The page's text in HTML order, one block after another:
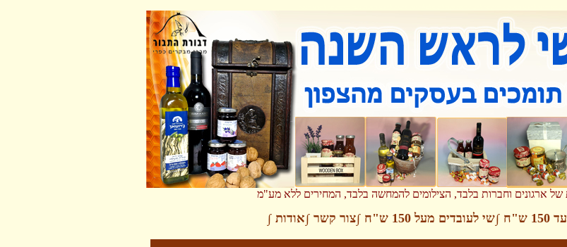
של ארגונים וחברות בלבד, הצילומים להמחשה בלבד, המחירים ללא מע"מ
ש"ח ∫שי לעובדים מעל 150 ש"ח ∫צור קשר ∫אודות ∫